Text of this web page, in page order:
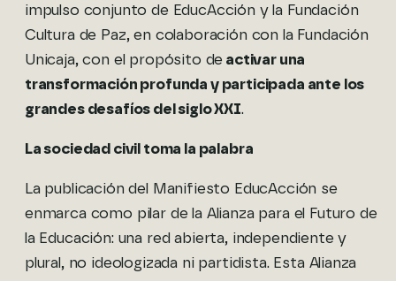
impulso conjunto de EducAcción y la Fundación
Cultura de Paz, en colaboración con la Fundación
Unicaja, con el propósito de activar una
transformación profunda y participada ante los
grandes desafíos del siglo XXI.
La sociedad civil toma la palabra
La publicación del Manifiesto EducAcción se
enmarca como pilar de la Alianza para el Futuro de
la Educación: una red abierta, independiente y
plural, no ideologizada ni partidista. Esta Alianza